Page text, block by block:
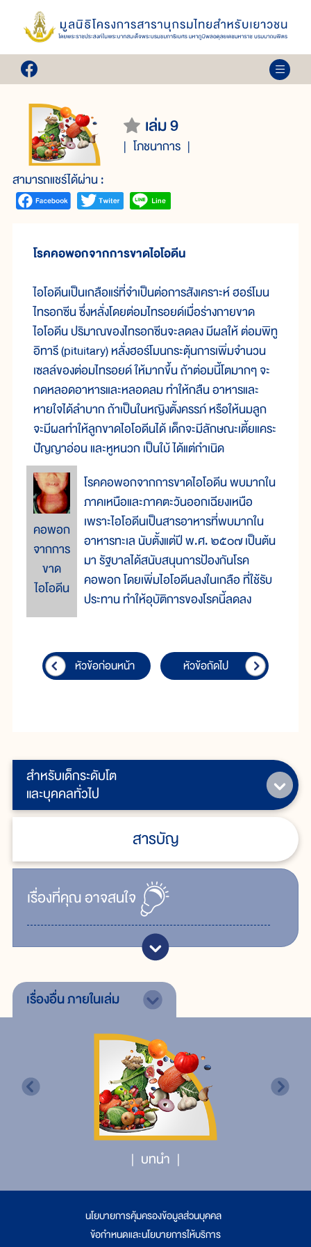
เล่ม 9
โภชนาการ
สามารถแชร์ได้ผ่าน :
สำหรับเด็กระดับโต
และบุคคลทั่วไป
สารบัญ
เรื่ิองที่คุณอาจสนใจ
โรคคอพอกจากการขาดไอโอดีน
ไอโอดีนเป็นเกลือแร่ที่จำเป็นต่อการสังเคราะห์ ฮอร์โมน
ไทรอกซีน ซึ่งหลั่งโดยต่อมไทรอยด์เมื่อร่างกายขาด
ไอโอดีน ปริมาณของไทรอกซีนจะลดลง มีผลให้ ต่อมพิทู
อิทารี (pituitary) หลั่งฮอร์โมนกระตุ้นการเพิ่มจำนวน
เซลล์ของต่อมไทรอยด์ ให้มากขึ้น ถ้าต่อมนี้โตมากๆ จะ
กดหลอดอาหารและหลอดลม ทำให้กลืน อาหารและ
หายใจได้ลำบาก ถ้าเป็นในหญิงตั้งครรภ์ หรือให้นมลูก
จะมีผลทำให้ลูกขาดไอโอดีนได้ เด็กจะมีลักษณะเตี้ยแคระ
ปัญญาอ่อน และหูหนวก เป็นใบ้ ได้แต่กำเนิด
คอพอก
จากการ
ขาด
ไอโอดีน
โรคคอพอกจากการขาดไอโอดีน พบมากใน
ภาคเหนือและภาคตะวันออกเฉียงเหนือ
เพราะไอโอดีนเป็นสารอาหารที่พบมากใน
อาหารทะเล นับตั้งแต่ปี พ.ศ. ๒๕๐๗ เป็นต้น
มา รัฐบาลได้สนับสนุนการป้องกันโรค
คอพอก โดยเพิ่มไอโอดีนลงในเกลือ ที่ใช้รับ
ประทาน ทำให้อุบัติการของโรคนี้ลดลง
หัวข้อก่อนหน้า หัวข้อถัดไป
เรื่องอื่นภายในเล่ม
บทนำ
นโยบายการคุ้มครองข้อมูลส่วนบุคคล
ข้อกำหนดและนโยบายการให้บริการ